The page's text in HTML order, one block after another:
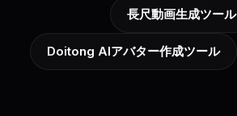
長尺動画生成ツール
Doitong AIアバター作成ツール